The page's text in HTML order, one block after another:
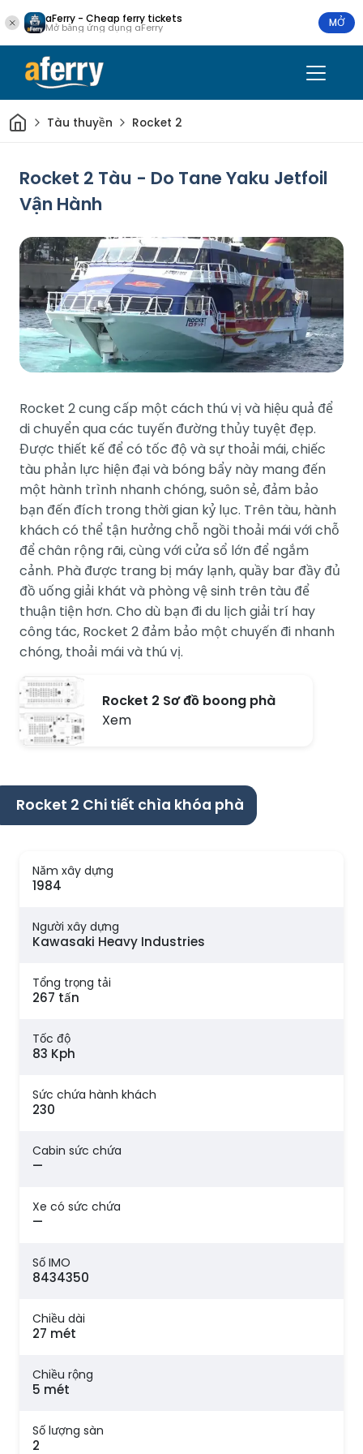
aFerry - Cheap ferry tickets
Mở bằng ứng dụng aFerry MỞ
Trang chủ
Tàu thuyền Rocket 2
Rocket 2 Tàu - Do Tane Yaku Jetfoil
Vận Hành
Rocket 2 cung cấp một cách thú vị và hiệu quả để
di chuyển qua các tuyến đường thủy tuyệt đẹp.
Được thiết kế để có tốc độ và sự thoải mái, chiếc
tàu phản lực hiện đại và bóng bẩy này mang đến
một hành trình nhanh chóng, suôn sẻ, đảm bảo
bạn đến đích trong thời gian kỷ lục. Trên tàu, hành
khách có thể tận hưởng chỗ ngồi thoải mái với chỗ
để chân rộng rãi, cùng với cửa sổ lớn để ngắm
cảnh. Phà được trang bị máy lạnh, quầy bar đầy đủ
đồ uống giải khát và phòng vệ sinh trên tàu để
thuận tiện hơn. Cho dù bạn đi du lịch giải trí hay
công tác, Rocket 2 đảm bảo một chuyến đi nhanh
chóng, thoải mái và thú vị.
Rocket 2 Sơ đồ boong phà
Xem
Rocket 2 Chi tiết chìa khóa phà
Năm xây dựng
1984
Người xây dựng
Kawasaki Heavy Industries
Tổng trọng tải
267 tấn
Tốc độ
83 Kph
Sức chứa hành khách
230
Cabin sức chứa
—
Xe có sức chứa
—
Số IMO
8434350
Chiều dài
27 mét
Chiều rộng
5 mét
Số lượng sàn
2